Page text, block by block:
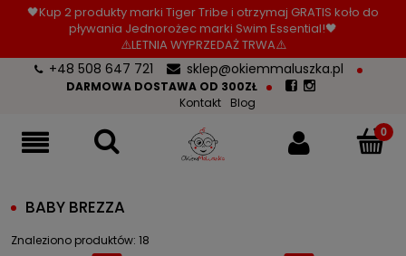
🖤Kup 2 produkty marki Tiger Tribe i otrzymaj GRATIS koło do
pływania Jednorożec marki Swim Essential!🖤
⚠️LETNIA WYPRZEDAŻ TRWA⚠️
+48 508 647 721 sklep@okiemmaluszka.pl
DARMOWA DOSTAWA OD 300ZŁ
Kontakt
Blog
BABY BREZZA
Znaleziono produktów: 18